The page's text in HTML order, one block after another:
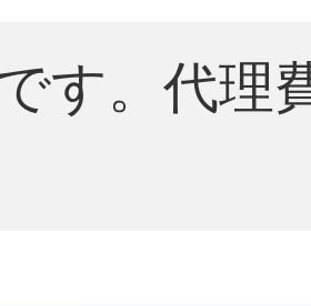
す。代理